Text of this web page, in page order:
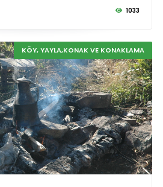
1033
KÖY, YAYLA,KONAK VE KONAKLAMA